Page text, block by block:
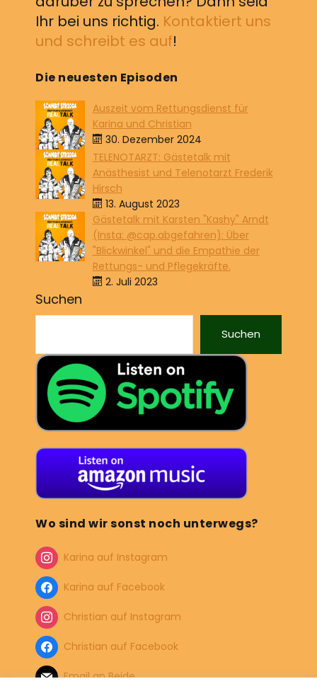
Ihr bei uns richtig. Kontaktiert uns
und schreibt es auf!
Die neuesten Episoden
Auszeit vom Rettungsdienst für
Karina und Christian
30. Dezember 2024
TELENOTARZT: Gästetalk mit
Anästhesist und Telenotarzt Frederik
Hirsch
13. August 2023
Gästetalk mit Karsten "Kashy" Arndt
(Insta: @cap.abgefahren): Über
"Blickwinkel" und die Empathie der
Rettungs- und Pflegekräfte.
2. Juli 2023
Suchen
Suchen
Wo sind wir sonst noch unterwegs?
Karina auf Instagram
Karina auf Facebook
Christian auf Instagram
Christian auf Facebook
Email an Beide